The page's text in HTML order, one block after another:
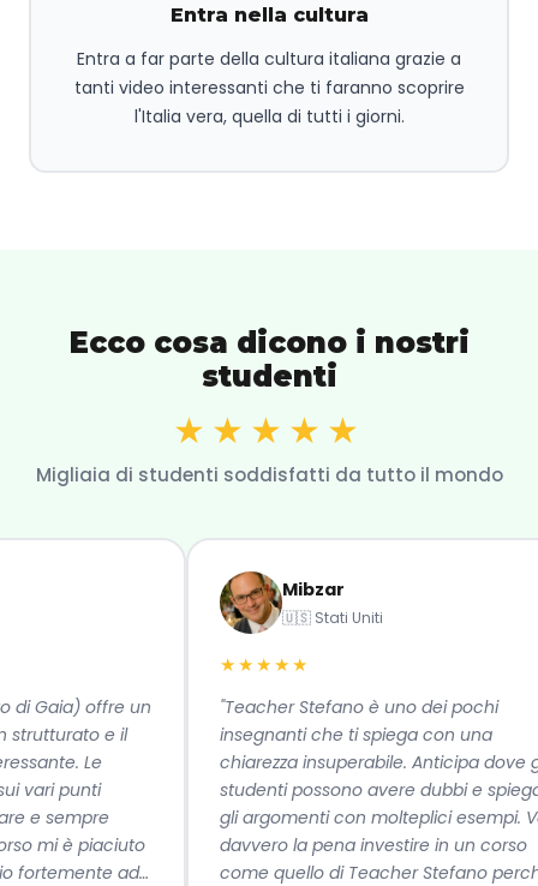
Entra nella cultura
Entra a far parte della cultura italiana grazie a
tanti video interessanti che ti faranno scoprire
l'Italia vera, quella di tutti i giorni.
Ecco cosa dicono i nostri
studenti
★★★★★
Migliaia di studenti soddisfatti da tutto il mondo
Gaia) offre un
e il
Le
vari punti
e sempre
mi è piaciuto
fortemente ad
Mibzar
🇺🇸 Stati Uniti
★★★★★
"Teacher Stefano è uno dei pochi
insegnanti che ti spiega con una
chiarezza insuperabile. Anticipa dove gli
studenti possono avere dubbi e spiega
gli argomenti con molteplici esempi.
davvero la pena investire in un corso
come quello di Teacher Stefano perché